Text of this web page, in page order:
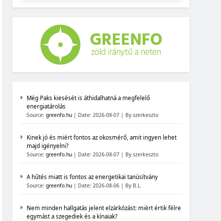
Még Paks kiesését is áthidalhatná a megfelelő
energiatárolás
Source:greenfo.hu Date: 2026-08-07 By szerkeszto
Kinek jó és miért fontos az okosmérő, amit ingyen lehet
majd igényelni?
Source:greenfo.hu Date: 2026-08-07 By szerkeszto
A hűtés miatt is fontos az energetikai tanúsítvány
Source:greenfo.hu Date: 2026-08-06 By B.L.
Nem minden hallgatás jelent elzárkózást: miért értik félre
egymást a szegediek és a kínaiak?